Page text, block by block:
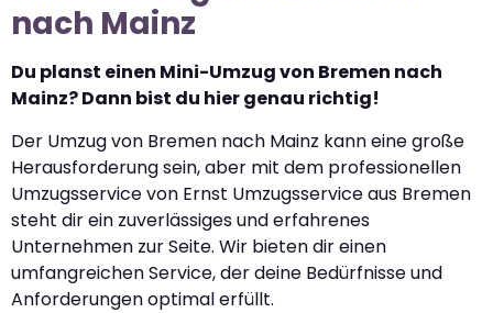
nach Mainz
Du planst einen Mini-Umzug von Bremen nach
Mainz? Dann bist du hier genau richtig!
Der Umzug von Bremen nach Mainz kann eine große
Herausforderung sein, aber mit dem professionellen
Umzugsservice von Ernst Umzugsservice aus Bremen
steht dir ein zuverlässiges und erfahrenes
Unternehmen zur Seite. Wir bieten dir einen
umfangreichen Service, der deine Bedürfnisse und
Anforderungen optimal erfüllt.